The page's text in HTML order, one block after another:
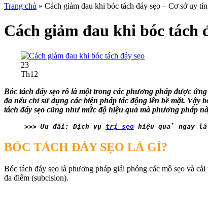
Trang chủ » Cách giảm đau khi bóc tách đáy sẹo – Cơ sở uy
Cách giảm đau khi bóc tách
23
Th12
Bóc tách đáy sẹo rỗ là một trong các phương pháp được
đa nếu chỉ sử dụng các biện pháp tác động lên bề mặt.
tách đáy sẹo cũng như mức độ hiệu quả mà phương pháp
>>> Ưu đãi: Dịch vụ trị sẹo hiệu quả ngay
BÓC TÁCH ĐÁY SẸO LÀ GÌ?
Bóc tách đáy sẹo là phương pháp giải phóng các mô sẹo và
đa điểm (subcision).